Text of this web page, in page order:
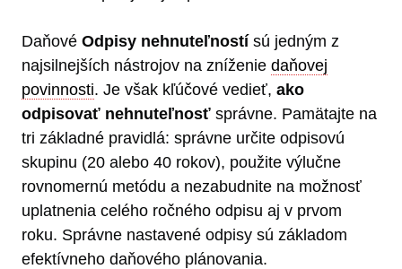
Daňové Odpisy nehnuteľnostísú jedným z
najsilnejších nástrojov na zníženie daňovej
povinnosti. Je však kľúčové vedieť, ako
odpisovať nehnuteľnosť správne. Pamätajte na
tri základné pravidlá: správne určite odpisovú
skupinu (20 alebo 40 rokov), použite výlučne
rovnomernú metódu a nezabudnite na možnosť
uplatnenia celého ročného odpisu aj v prvom
roku. Správne nastavené odpisy sú základom
efektívneho daňového plánovania.